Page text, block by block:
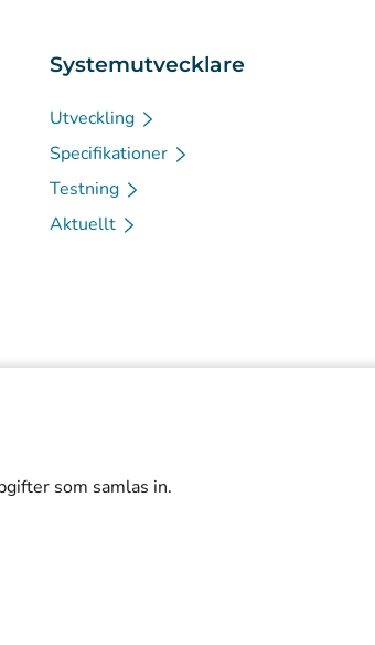
som samlas in.
Systemutvecklare
Utveckling
Specifikationer
Testning
Aktuellt